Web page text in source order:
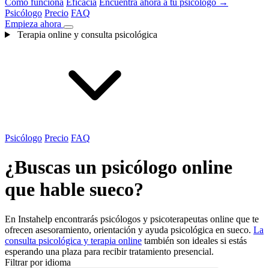
Como funciona Eficacia Encuentra ahora a tu psicólogo →
Psicólogo Precio FAQ
Empieza ahora
Terapia online y consulta psicológica
Psicólogo Precio FAQ
¿Buscas un psicólogo online
que hable sueco?
En Instahelp encontrarás psicólogos y psicoterapeutas online que te
ofrecen asesoramiento, orientación y ayuda psicológica en sueco. La
consulta psicológica y terapia online también son ideales si estás
esperando una plaza para recibir tratamiento presencial.
Filtrar por idioma